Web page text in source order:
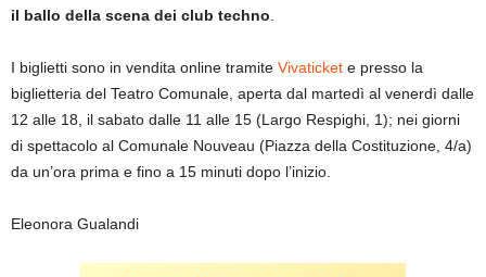
il ballo della scena dei club techno.
I biglietti sono in vendita online tramite Vivaticket e presso la
biglietteria del Teatro Comunale, aperta dal martedì al venerdì dalle
12 alle 18, il sabato dalle 11 alle 15 (Largo Respighi, 1); nei giorni
di spettacolo al Comunale Nouveau (Piazza della Costituzione, 4/a)
da un’ora prima e fino a 15 minuti dopo l’inizio.
Eleonora Gualandi